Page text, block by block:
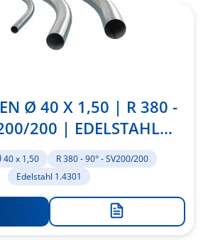
Ø 40 X 1,50 | R 380 -
200 | EDELSTAHL
1.4301
40 x 1,50
R 380 - 90° - SV200/200
Edelstahl 1.4301
Zur